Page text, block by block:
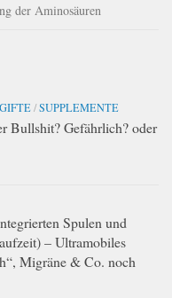
der Aminosäuren
GIFTE/SUPPLEMENTE
Bullshit? Gefährlich? oder
Spulen und
– Ultramobiles
Migräne & Co. noch